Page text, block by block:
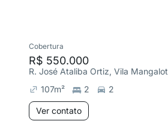
Cobertura
R$ 550.000
R. José Ataliba Ortiz, Vila Mangalot
107m² 2 2
Ver contato